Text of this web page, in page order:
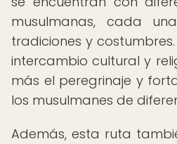
musulmanas, cada
tradiciones y
intercambio cultural y
más el peregrinaje y
los musulmanes de
Además, esta ruta